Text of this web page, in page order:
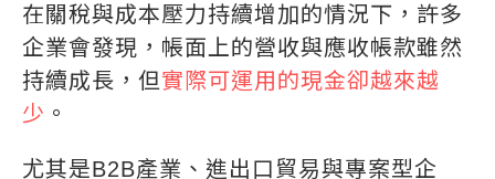
在關稅與成本壓力持續增加的情況下，許多
企業會發現，帳面上的營收與應收帳款雖然
持續成長，但實際可運用的現金卻越來越
少 。
尤其是B2B產業、進出口貿易與專案型企